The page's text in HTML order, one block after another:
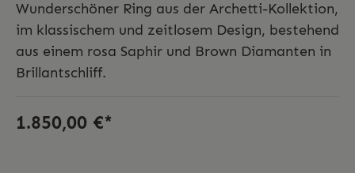
Wunderschöner Ring aus der Archetti-Kollektion,
im klassischem und zeitlosem Design, bestehend
aus einem rosa Saphir und Brown Diamanten in
Brillantschliff.
1.850,00 €*